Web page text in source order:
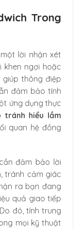
Trong
lời nhận xét
khen ngợi hoặc
thông điệp
đảm bảo tính
ứng dụng thực
hiểu lầm
quan hệ đồng
đảm bảo lời
tránh cảm giác
ra bạn đang
quả giao tiếp
đó, tính trung
mọi kỹ thuật